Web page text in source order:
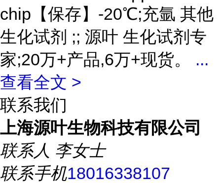
chip【保存】-20℃;充氩 其他
生化试剂 ;; 源叶 生化试剂专
家;20万+产品,6万+现货。 ...
查看全文 >
联系我们
上海源叶生物科技有限公司
联系人 李女士
联系手机18016338107